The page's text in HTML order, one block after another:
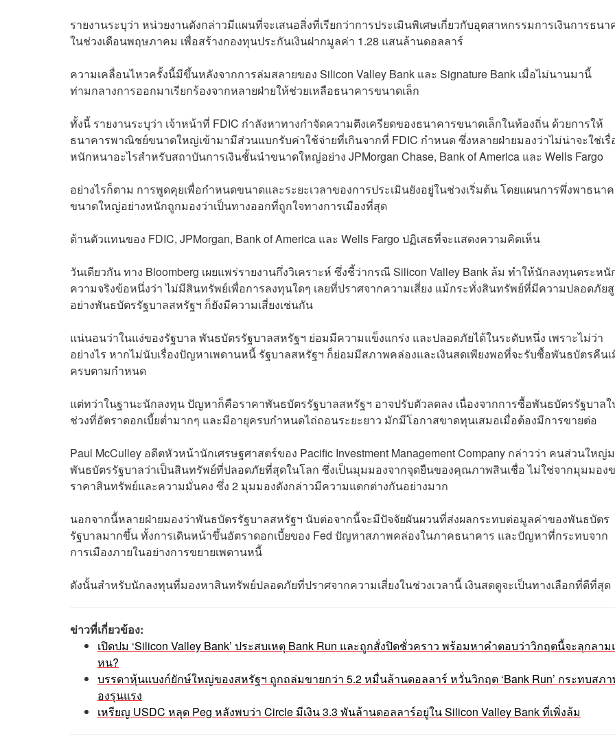
รายงานระบุว่า หน่วยงานดังกล่าวมีแผนที่จะเสนอสิ่งที่เรียกว่าการประเมินพิเศษเกี่ยวกับอุตสาหกรรมการเงินการธนา
ในช่วงเดือนพฤษภาคม เพื่อสร้างกองทุนประกันเงินฝากมูลค่า 1.28 แสนล้านดอลลาร์
ความเคลื่อนไหวครั้งนี้มีขึ้นหลังจากการล่มสลายของ Silicon Valley Bank และ Signature Bank เมื่อไม่นานมานี้
ท่ามกลางการออกมาเรียกร้องจากหลายฝ่ายให้ช่วยเหลือธนาคารขนาดเล็ก
ทั้งนี้ รายงานระบุว่า เจ้าหน้าที่ FDIC กำลังหาทางกำจัดความตึงเครียดของธนาคารขนาดเล็กในท้องถิ่น ด้วยการให้
ธนาคารพาณิชย์ขนาดใหญ่เข้ามามีส่วนแบกรับค่าใช้จ่ายที่เกินจากที่ FDIC กำหนด ซึ่งหลายฝ่ายมองว่าไม่น่าจะใช่เรื่
หนักหนาอะไรสำหรับสถาบันการเงินชั้นนำขนาดใหญ่อย่าง JPMorgan Chase, Bank of America และ Wells Fargo
อย่างไรก็ตาม การพูดคุยเพื่อกำหนดขนาดและระยะเวลาของการประเมินยังอยู่ในช่วงเริ่มต้น โดยแผนการพึ่งพาธนา
ขนาดใหญ่อย่างหนักถูกมองว่าเป็นทางออกที่ถูกใจทางการเมืองที่สุด
ด้านตัวแทนของ FDIC, JPMorgan, Bank of America และ Wells Fargo ปฏิเสธที่จะแสดงความคิดเห็น
วันเดียวกัน ทาง Bloomberg เผยแพร่รายงานกึ่งวิเคราะห์ ซึ่งชี้ว่ากรณี Silicon Valley Bank ล้ม ทำให้นักลงทุนตระหนั
ความจริงข้อหนึ่งว่า ไม่มีสินทรัพย์เพื่อการลงทุนใดๆ เลยที่ปราศจากความเสี่ยง แม้กระทั่งสินทรัพย์ที่มีความปลอดภัย
อย่างพันธบัตรรัฐบาลสหรัฐฯ ก็ยังมีความเสี่ยงเช่นกัน
แน่นอนว่าในแง่ของรัฐบาล พันธบัตรรัฐบาลสหรัฐฯ ย่อมมีความแข็งแกร่ง และปลอดภัยได้ในระดับหนึ่ง เพราะไม่ว่า
อย่างไร หากไม่นับเรื่องปัญหาเพดานหนี้ รัฐบาลสหรัฐฯ ก็ย่อมมีสภาพคล่องและเงินสดเพียงพอที่จะรับซื้อพันธบัตรคืน
ครบตามกำหนด
แต่ทว่าในฐานะนักลงทุน ปัญหาก็คือราคาพันธบัตรรัฐบาลสหรัฐฯ อาจปรับตัวลดลง เนื่องจากการซื้อพันธบัตรรัฐบาล
ช่วงที่อัตราดอกเบี้ยต่ำมากๆ และมีอายุครบกำหนดไถ่ถอนระยะยาว มักมีโอกาสขาดทุนเสมอเมื่อต้องมีการขายต่อ
Paul McCulley อดีตหัวหน้านักเศรษฐศาสตร์ของ Pacific Investment Management Company กล่าวว่า คนส่วนใหญ่
พันธบัตรรัฐบาลว่าเป็นสินทรัพย์ที่ปลอดภัยที่สุดในโลก ซึ่งเป็นมุมมองจากจุดยืนของคุณภาพสินเชื่อ ไม่ใช่จากมุมมอง
ราคาสินทรัพย์และความมั่นคง ซึ่ง 2 มุมมองดังกล่าวมีความแตกต่างกันอย่างมาก
นอกจากนี้หลายฝ่ายมองว่าพันธบัตรรัฐบาลสหรัฐฯ นับต่อจากนี้จะมีปัจจัยผันผวนที่ส่งผลกระทบต่อมูลค่าของพันธบัตร
รัฐบาลมากขึ้น ทั้งการเดินหน้าขึ้นอัตราดอกเบี้ยของ Fed ปัญหาสภาพคล่องในภาคธนาคาร และปัญหาที่กระทบจาก
การเมืองภายในอย่างการขยายเพดานหนี้
ดังนั้นสำหรับนักลงทุนที่มองหาสินทรัพย์ปลอดภัยที่ปราศจากความเสี่ยงในช่วงเวลานี้ เงินสดดูจะเป็นทางเลือกที่ดีที่สุด
ข่าวที่เกี่ยวข้อง:
เปิดปม ‘Silicon Valley Bank’ ประสบเหตุ Bank Run และถูกสั่งปิดชั่วคราว พร้อมหาคำตอบว่าวิกฤตนี้จะลุกลา
หน?
บรรดาหุ้นแบงก์ยักษ์ใหญ่ของสหรัฐฯ ถูกถล่มขายกว่า 5.2 หมื่นล้านดอลลาร์ หวั่นวิกฤต ‘Bank Run’ กระทบสภ
องรุนแรง
เหรียญ USDC หลุด Peg หลังพบว่า Circle มีเงิน 3.3 พันล้านดอลลาร์อยู่ใน Silicon Valley Bank ที่เพิ่งล้ม